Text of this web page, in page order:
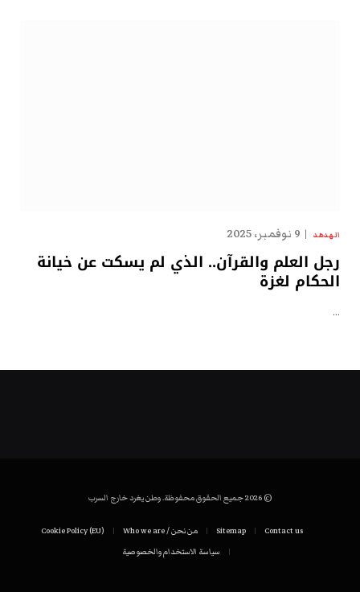
الهدهد 9 نوفمبر، 2025
رجل العلم والقرآن.. الذي لم يسكت عن خيانة
الحكام لغزة
…
© 2026 جميع الحقوق محفوظة. وطن يغرد خارج السرب
Contact us
Sitemap من نحن / Who we are
Cookie Policy (EU)
سياسة الاستخدام والخصوصية